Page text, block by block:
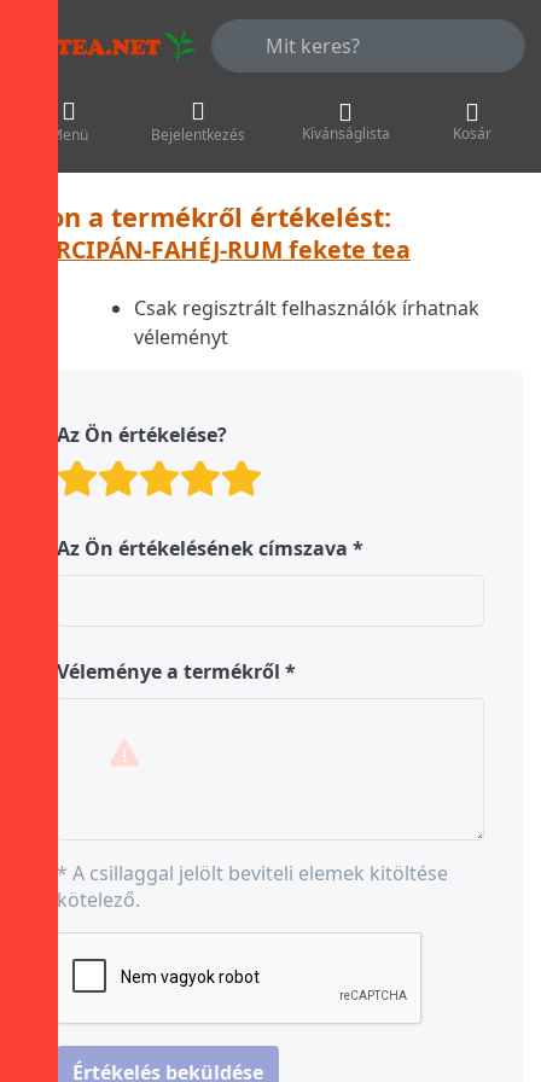
Adja meg a keresőszót. Az első
Menü Bejelentkezés Kívánságlista Kosár
Írjon a termékről értékelést:
MARCIPÁN-FAHÉJ-RUM fekete tea
Csak regisztrált felhasználók írhatnak
véleményt
Az Ön értékelése?
Értékelés: 4 a
Értékelés: 3 a
Értékelés: 2 a
Értékelés: 1 a oldalról. 5
Az Ön értékelésének címszava
Véleménye a termékről
* A csillaggal jelölt beviteli elemek kitöltése
kötelező.
Értékelés beküldése